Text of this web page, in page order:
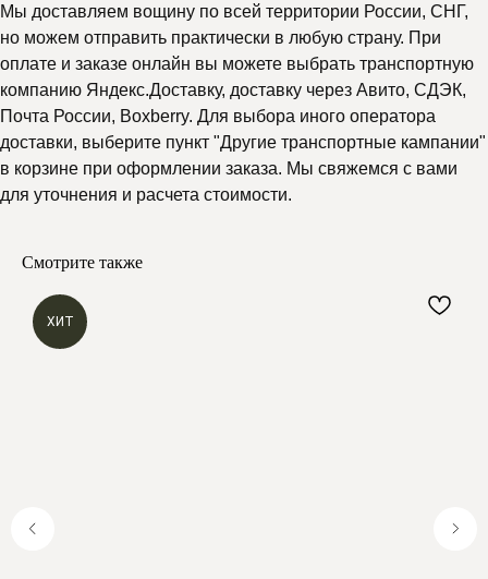
Мы доставляем вощину по всей территории России, СНГ,
но можем отправить практически в любую страну. При
оплате и заказе онлайн вы можете выбрать транспортную
компанию Яндекс.Доставку, доставку через Авито, СДЭК,
Почта России, Boxberry. Для выбора иного оператора
доставки, выберите пункт "Другие транспортные кампании"
в корзине при оформлении заказа. Мы свяжемся с вами
для уточнения и расчета стоимости.
Смотрите также
ХИТ